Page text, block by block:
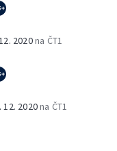
2020na ČT1
12. 2020na ČT1